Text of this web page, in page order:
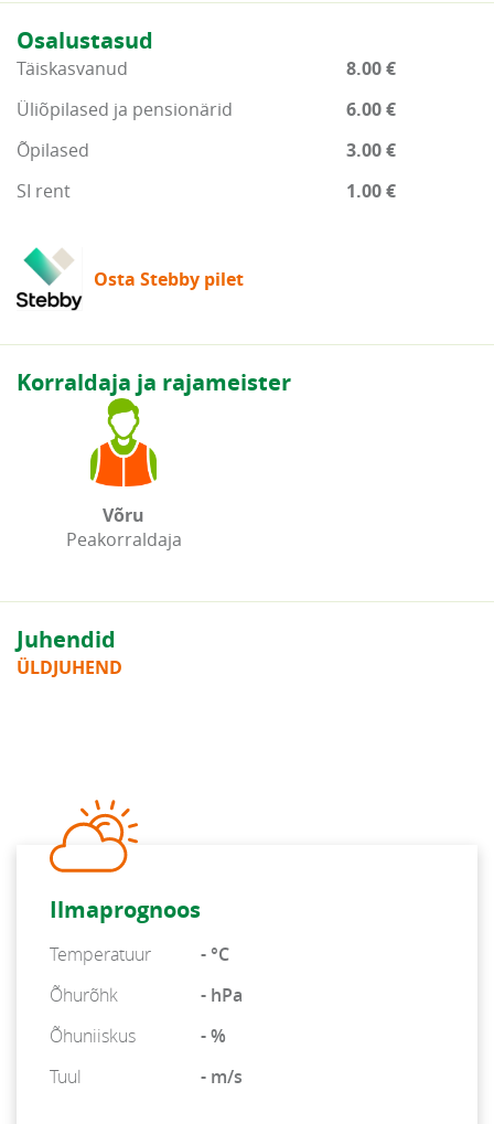
Osalustasud
Täiskasvanud
8.00 €
Üliõpilased ja pensionärid
6.00 €
Õpilased
3.00 €
SI rent
1.00 €
Osta Stebby pilet
Korraldaja ja rajameister
Võru
Peakorraldaja
Juhendid
ÜLDJUHEND
Ilmaprognoos
Temperatuur
- °C
Õhurõhk
- hPa
Õhuniiskus
- %
Tuul
- m/s